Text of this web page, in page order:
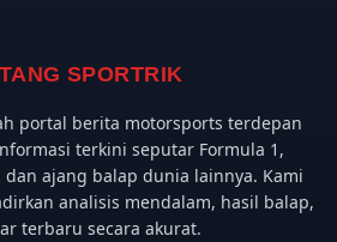
SPORTRIK
portal berita motorsports terdepan
terkini seputar Formula 1,
dan ajang balap dunia lainnya. Kami
analisis mendalam, hasil balap,
terbaru secara akurat.